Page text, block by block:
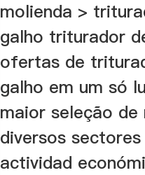
molienda >
galho triturador
ofertas de
galho em um só
maior seleção de
diversos
actividad